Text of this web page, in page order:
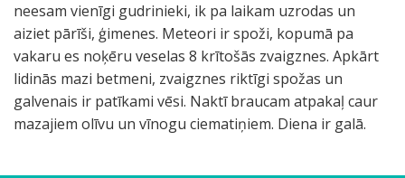
neesam vienīgi gudrinieki, ik pa laikam uzrodas un
aiziet pārīši, ģimenes. Meteori ir spoži, kopumā pa
vakaru es noķēru veselas 8 krītošās zvaigznes. Apkārt
lidinās mazi betmeni, zvaigznes riktīgi spožas un
galvenais ir patīkami vēsi. Naktī braucam atpakaļ caur
mazajiem olīvu un vīnogu ciematiņiem. Diena ir galā.